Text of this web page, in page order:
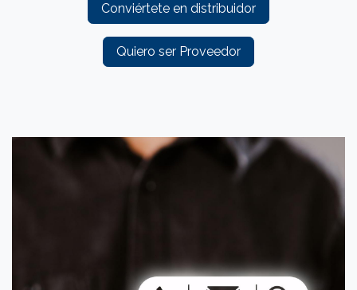
Conviértete en distribuidor​
Quiero ser Proveedor